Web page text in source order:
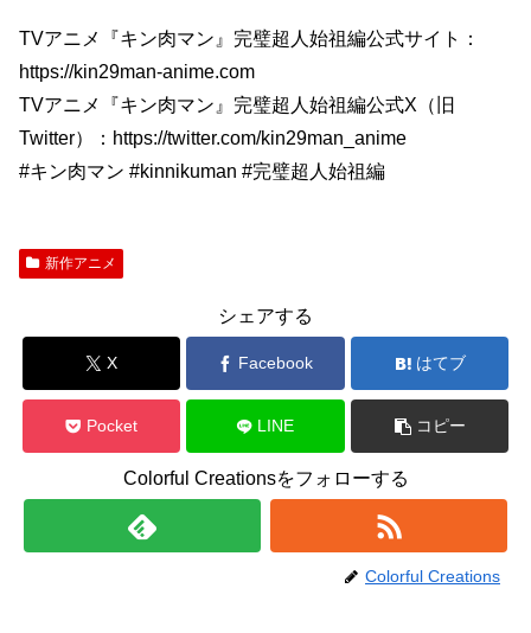
TVアニメ『キン肉マン』完璧超人始祖編公式サイト：
https://kin29man-anime.com
TVアニメ『キン肉マン』完璧超人始祖編公式X（旧
Twitter）：https://twitter.com/kin29man_anime
#キン肉マン #kinnikuman #完璧超人始祖編
新作アニメ
シェアする
X Facebook はてブ
Pocket LINE コピー
Colorful Creationsをフォローする
Colorful Creations